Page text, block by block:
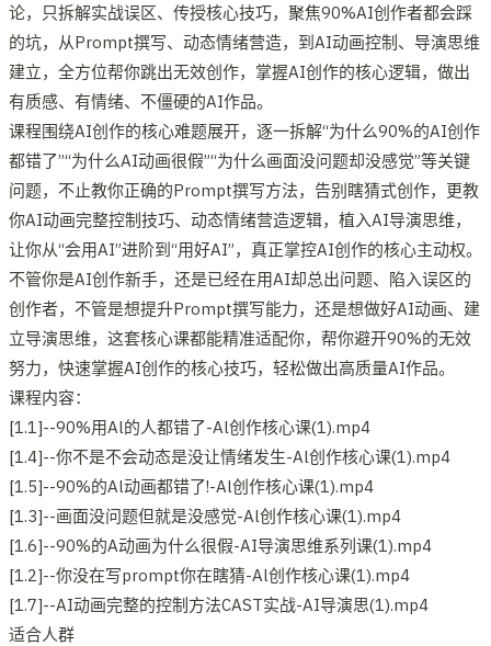
论，只拆解实战误区、传授核心技巧，聚焦90%AI创作者都会踩
的坑，从Prompt撰写、动态情绪营造，到AI动画控制、导演思维
建立，全方位帮你跳出无效创作，掌握AI创作的核心逻辑，做出
有质感、有情绪、不僵硬的AI作品。
课程围绕AI创作的核心难题展开，逐一拆解“为什么90%的AI创作
都错了”“为什么AI动画很假”“为什么画面没问题却没感觉”等关键
问题，不止教你正确的Prompt撰写方法，告别瞎猜式创作，更教
你AI动画完整控制技巧、动态情绪营造逻辑，植入AI导演思维，
让你从“会用AI”进阶到“用好AI”，真正掌控AI创作的核心主动权。
不管你是AI创作新手，还是已经在用AI却总出问题、陷入误区的
创作者，不管是想提升Prompt撰写能力，还是想做好AI动画、建
立导演思维，这套核心课都能精准适配你，帮你避开90%的无效
努力，快速掌握AI创作的核心技巧，轻松做出高质量AI作品。
课程内容：
[1.1]--90%用Al的人都错了-Al创作核心课(1).mp4
[1.4]--你不是不会动态是没让情绪发生-Al创作核心课(1).mp4
[1.5]--90%的Al动画都错了!-Al创作核心课(1).mp4
[1.3]--画面没问题但就是没感觉-Al创作核心课(1).mp4
[1.6]--90%的A动画为什么很假-AI导演思维系列课(1).mp4
[1.2]--你没在写prompt你在瞎猜-Al创作核心课(1).mp4
[1.7]--AI动画完整的控制方法CAST实战-AI导演思(1).mp4
适合人群